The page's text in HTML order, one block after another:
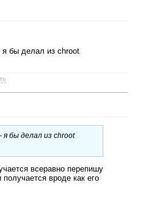
бы делал из chroot
бы делал из chroot
всеравно перепишу
вроде как его